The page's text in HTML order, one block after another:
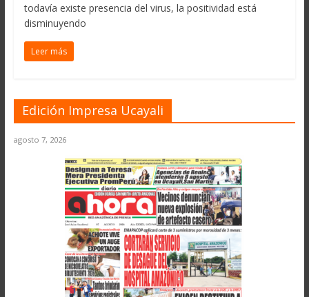
todavía existe presencia del virus, la positividad está
disminuyendo
Leer más
Edición Impresa Ucayali
agosto 7, 2026